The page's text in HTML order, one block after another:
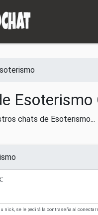
Esoterismo
chats de Esoterismo...
nick, se le pedirá la contraseña al